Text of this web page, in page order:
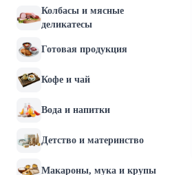
Колбасы и мясные
деликатесы
Готовая продукция
Кофе и чай
Вода и напитки
Детство и материнство
Макароны, мука и крупы